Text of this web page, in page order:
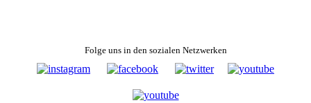
Folge uns in den sozialen Netzwerken